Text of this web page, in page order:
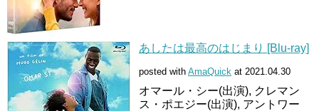
あしたは最高のはじまり [Blu-ray]
posted with AmaQuick at 2021.04.30
オマール・シー(出演), クレマン
ス・ポエジー(出演), アントワー